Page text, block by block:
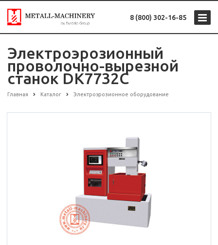
8 (800) 302-16-85
Электроэрозионный
проволочно-вырезной
станок DK7732C
Главная Каталог Электроэрозионное оборудование